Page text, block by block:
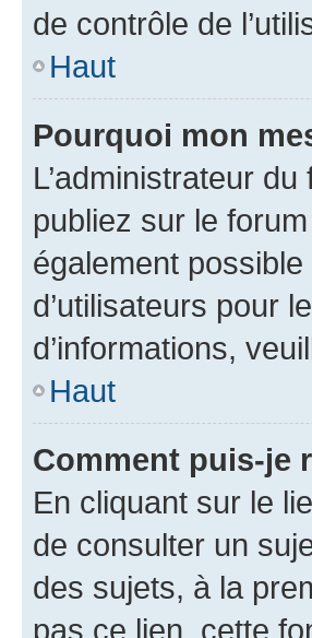
de contrôle de
Haut
Pourquoi mon
L’administrateur
publiez sur le
également
d’utilisateurs pour
d’informations,
Haut
Comment puis-je
En cliquant sur le
de consulter un
des sujets, à la
pas ce lien, cette